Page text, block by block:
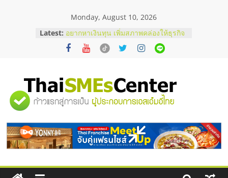
Monday, August 10, 2026
Latest: อยากหาเงินทุน เพิ่มสภาพคล่องให้ธุรกิจ
เริ่มยังไงให้ผ่านฉลุย
สัมมนาออนไลน์ โอกาสบริหารสถานี
ThaiFranchise Meet Up จับคู่แฟรน
ไชส์ ครั้งที่ 8
ร้านเครื่องเสียงคุณภาพสูง พร้อม
บริษัท Cybersecurity ในไทยที่ไหนดี?
วิธีเลือกผู้ให้บริการให้คุ้มค่าและตอบ
โจทย์ธุรกิจ
"ศูนย์
รวม
ข้อมูล